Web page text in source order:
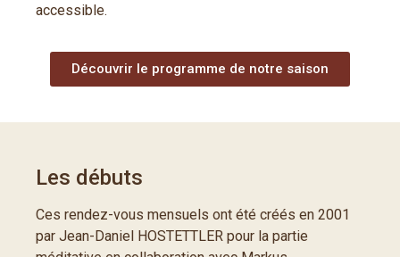
accessible.
Découvrir le programme de notre saison
Les débuts
Ces rendez-vous mensuels ont été créés en 2001
par Jean-Daniel HOSTETTLER pour la partie